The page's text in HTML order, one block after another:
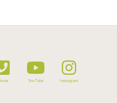
YouTube Instagram